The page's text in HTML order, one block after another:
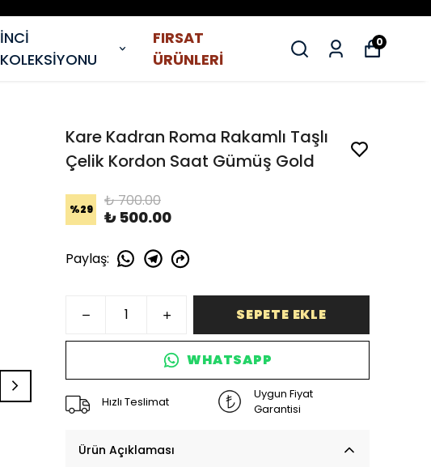
İNCİ
KOLEKSİYONU
FIRSAT
ÜRÜNLERİ
0
Kare Kadran Roma Rakamlı Taşlı
Çelik Kordon Saat Gümüş Gold
%29 ₺ 700.00
₺ 500.00
Paylaş:
SEPETE EKLE
WHATSAPP
Hızlı Teslimat
Uygun Fiyat
Garantisi
Ürün Açıklaması